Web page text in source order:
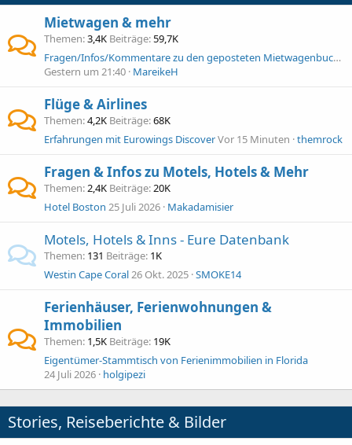
Mietwagen & mehr
Themen 3,4K Beiträge 59,7K
Fragen/Infos/Kommentare zu den geposteten Mietwagenbuchungen 2026
Gestern um 21:40 MareikeH
Flüge & Airlines
Themen 4,2K Beiträge 68K
Erfahrungen mit Eurowings DiscoverVor 15 Minuten themrock
Fragen & Infos zu Motels, Hotels & Mehr
Themen 2,4K Beiträge 20K
Hotel Boston 25 Juli 2026 Makadamisier
Motels, Hotels & Inns - Eure Datenbank
Themen 131 Beiträge 1K
Westin Cape Coral26 Okt. 2025 SMOKE14
Ferienhäuser, Ferienwohnungen &
Immobilien
Themen 1,5K Beiträge 19K
Eigentümer-Stammtisch von Ferienimmobilien in Florida
24 Juli 2026 holgipezi
Stories, Reiseberichte & Bilder